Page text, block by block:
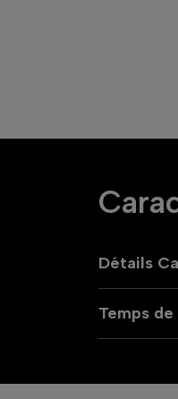
Détails
Temps